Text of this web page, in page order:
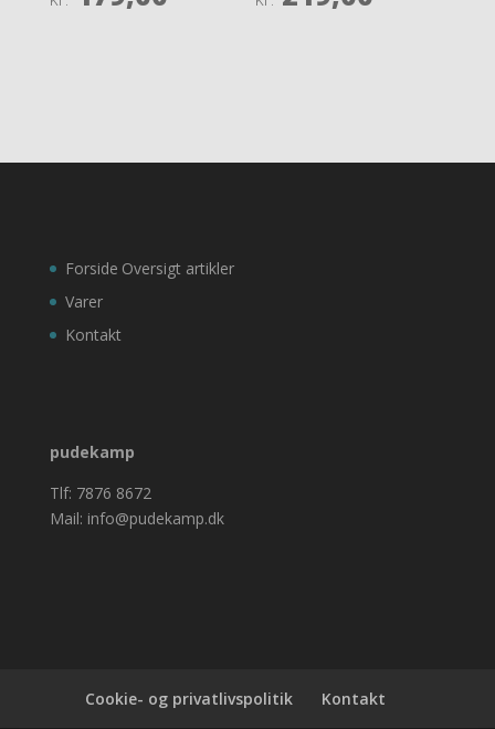
4.1
4.8
Forside
Varer
Kontakt
Oversigt artikler
pudekamp
Tlf: 7876 8672
Mail: info@pudekamp.dk
Cookie- og privatlivspolitik Kontakt